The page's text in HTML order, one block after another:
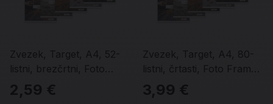
Zvezek, Target, A4, 52-
listni, brezčrtni, Foto
Frame, različni motivi
2,59 €
Zvezek, Target, A4, 80-
listni, črtasti, Foto Frame,
različni motivi
3,99 €